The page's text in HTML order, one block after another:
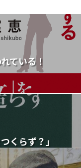
ている！
くらず？」